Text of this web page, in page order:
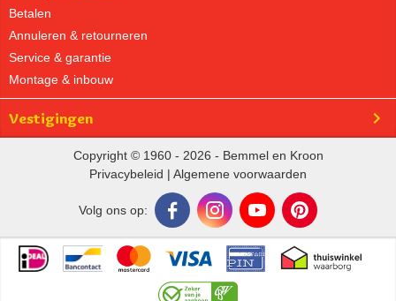
Betalen
Annuleren & retourneren
Service & garantie
Montage & inbouw
Vestigingen
Copyright © 1960 - 2026 - Bemmel en Kroon
Privacybeleid | Algemene voorwaarden
Volg ons op: